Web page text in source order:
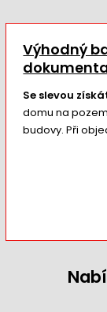
Výhodný
Se slevou
domu na
budovy. Při